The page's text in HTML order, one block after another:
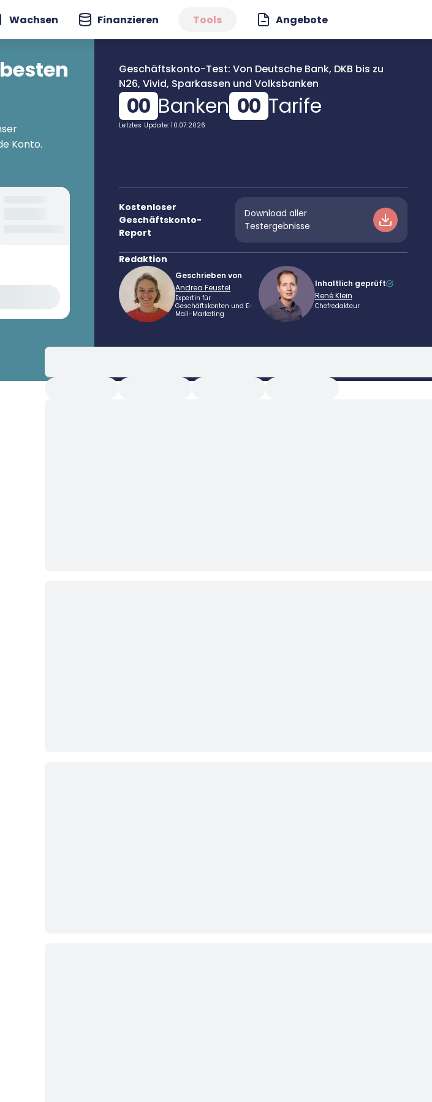
Wachsen Finanzieren Tools Angebote
Konto.
Geschäftskonto-Test: Von Deutsche Bank, DKB bis zu
N26, Vivid, Sparkassen und Volksbanken
00 Banken 00 Tarife
Letztes Update: 10.07.2026
Kostenloser
Geschäftskonto-
Report
Download aller
Testergebnisse
Redaktion
Geschrieben von
Andrea Feustel
Expertin für
Geschäftskonten und E-
Mail-Marketing
Inhaltlich geprüft
René Klein
Chefredakteur